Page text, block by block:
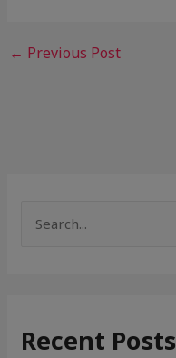
← Previous Post
c
Recent Posts